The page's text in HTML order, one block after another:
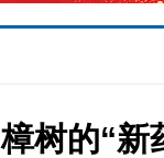
树的“新